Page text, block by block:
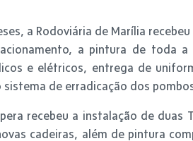
a Rodoviária de Marília
a pintura de toda a
e elétricos, entrega de
sistema de erradicação dos
recebeu a instalação de
cadeiras, além de pintura